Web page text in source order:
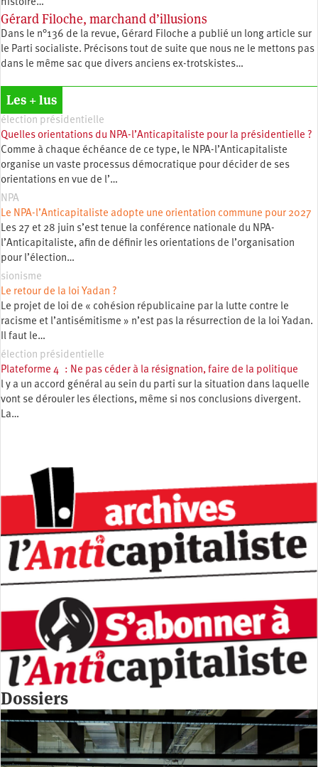
histoire…
Gérard Filoche, marchand d’illusions
Dans le n°136 de la revue, Gérard Filoche a publié un long article sur
le Parti socialiste. Précisons tout de suite que nous ne le mettons pas
dans le même sac que divers anciens ex-trotskistes…
Les + lus
élection présidentielle
Quelles orientations du NPA-l’Anticapitaliste pour la présidentielle ?
Comme à chaque échéance de ce type, le NPA-l’Anticapitaliste
organise un vaste processus démocratique pour décider de ses
orientations en vue de l’…
NPA
Le NPA-l’Anticapitaliste adopte une orientation commune pour 2027
Les 27 et 28 juin s’est tenue la conférence nationale du NPA-
l’Anticapitaliste, afin de définir les orientations de l’organisation
pour l’élection…
sionisme
Le retour de la loi Yadan ?
Le projet de loi de « cohésion républicaine par la lutte contre le
racisme et l’antisémitisme » n’est pas la résurrection de la loi Yadan.
Il faut le…
élection présidentielle
Plateforme 4 : Ne pas céder à la résignation, faire de la politique
l y a un accord général au sein du parti sur la situation dans laquelle
vont se dérouler les élections, même si nos conclusions divergent.
La…
Dossiers